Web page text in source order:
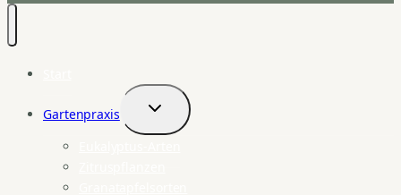
Gartenpraxis
Untermenü
umschalten